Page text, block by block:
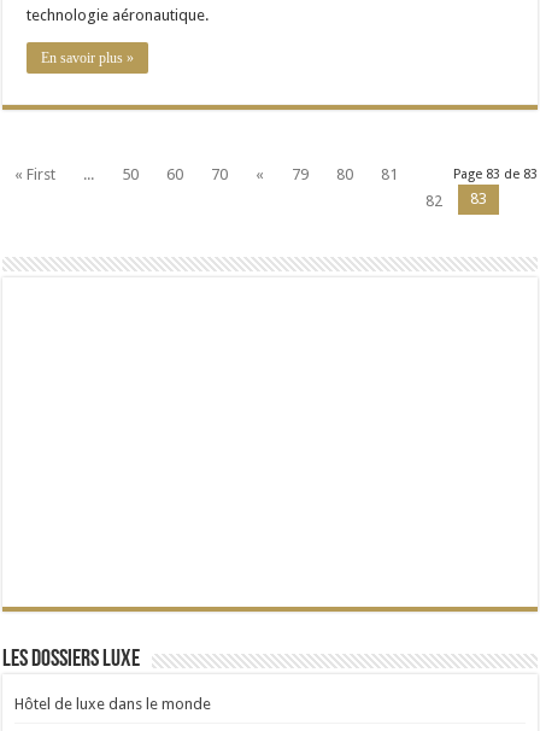
technologie aéronautique.
En savoir plus »
Page 83 de 83
« First ... 50 60 70 « 79 80
81
82
83
Les dossiers Luxe
Hôtel de luxe dans le monde